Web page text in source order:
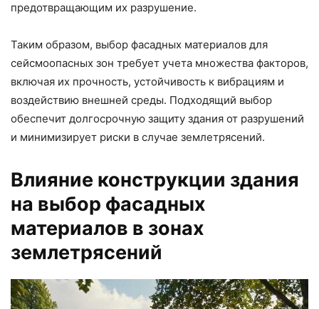
предотвращающим их разрушение.
Таким образом, выбор фасадных материалов для
сейсмоопасных зон требует учета множества факторов,
включая их прочность, устойчивость к вибрациям и
воздействию внешней среды. Подходящий выбор
обеспечит долгосрочную защиту здания от разрушений
и минимизирует риски в случае землетрясений.
Влияние конструкции здания
на выбор фасадных
материалов в зонах
землетрясений